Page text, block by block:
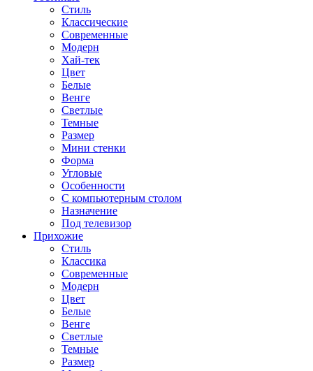
Стиль
Классические
Современные
Модерн
Хай-тек
Цвет
Белые
Венге
Светлые
Темные
Размер
Мини стенки
Форма
Угловые
Особенности
С компьютерным столом
Назначение
Под телевизор
Прихожие
Стиль
Классика
Современные
Модерн
Цвет
Белые
Венге
Светлые
Темные
Размер